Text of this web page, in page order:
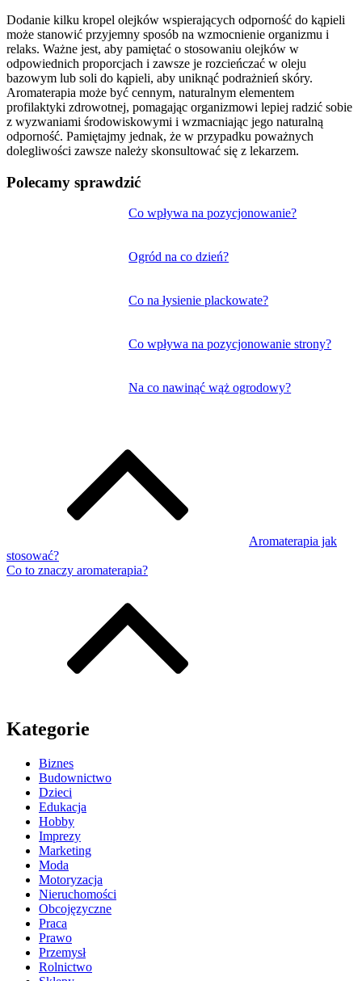
Dodanie kilku kropel olejków wspierających odporność do kąpieli
może stanowić przyjemny sposób na wzmocnienie organizmu i
relaks. Ważne jest, aby pamiętać o stosowaniu olejków w
odpowiednich proporcjach i zawsze je rozcieńczać w oleju
bazowym lub soli do kąpieli, aby uniknąć podrażnień skóry.
Aromaterapia może być cennym, naturalnym elementem
profilaktyki zdrowotnej, pomagając organizmowi lepiej radzić sobie
z wyzwaniami środowiskowymi i wzmacniając jego naturalną
odporność. Pamiętajmy jednak, że w przypadku poważnych
dolegliwości zawsze należy skonsultować się z lekarzem.
Polecamy sprawdzić
Co wpływa na pozycjonowanie?
Ogród na co dzień?
Co na łysienie plackowate?
Co wpływa na pozycjonowanie strony?
Na co nawinąć wąż ogrodowy?
Aromaterapia jak
stosować?
Co to znaczy aromaterapia?
Kategorie
Biznes
Budownictwo
Dzieci
Edukacja
Hobby
Imprezy
Marketing
Moda
Motoryzacja
Nieruchomości
Obcojęzyczne
Praca
Prawo
Przemysł
Rolnictwo